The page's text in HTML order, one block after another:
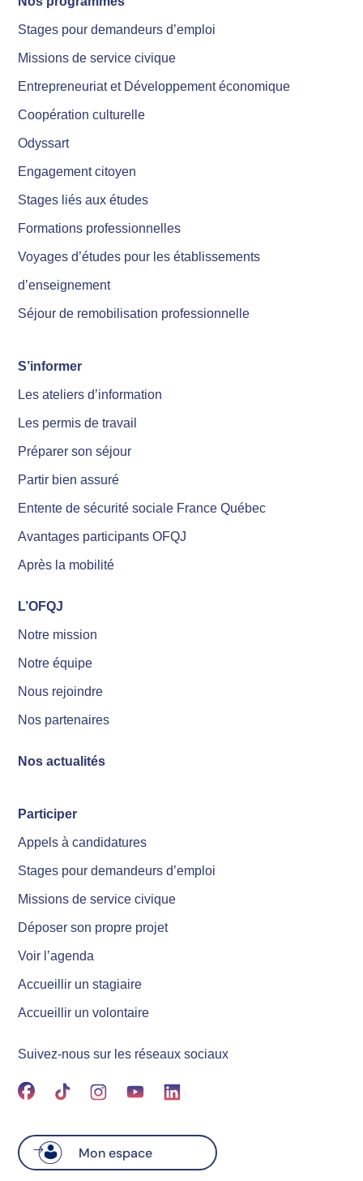
Stages pour demandeurs d’emploi
Missions de service civique
Entrepreneuriat et Développement économique
Coopération culturelle
Odyssart
Engagement citoyen
Stages liés aux études
Formations professionnelles
Voyages d’études pour les établissements
d’enseignement
Séjour de remobilisation professionnelle
S’informer
Les ateliers d’information
Les permis de travail
Préparer son séjour
Partir bien assuré
Entente de sécurité sociale France Québec
Avantages participants OFQJ
Après la mobilité
L’OFQJ
Notre mission
Notre équipe
Nous rejoindre
Nos partenaires
Nos actualités
Participer
Appels à candidatures
Stages pour demandeurs d’emploi
Missions de service civique
Déposer son propre projet
Voir l’agenda
Accueillir un stagiaire
Accueillir un volontaire
Suivez-nous sur les réseaux sociaux
Mon espace